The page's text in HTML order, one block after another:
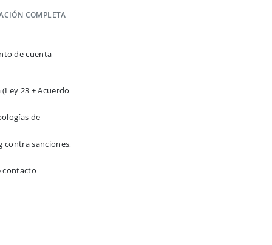
COMPLETA
de cuenta
23 + Acuerdo
de
contra sanciones,
contacto